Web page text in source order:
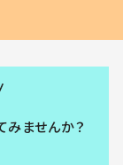
みませんか？